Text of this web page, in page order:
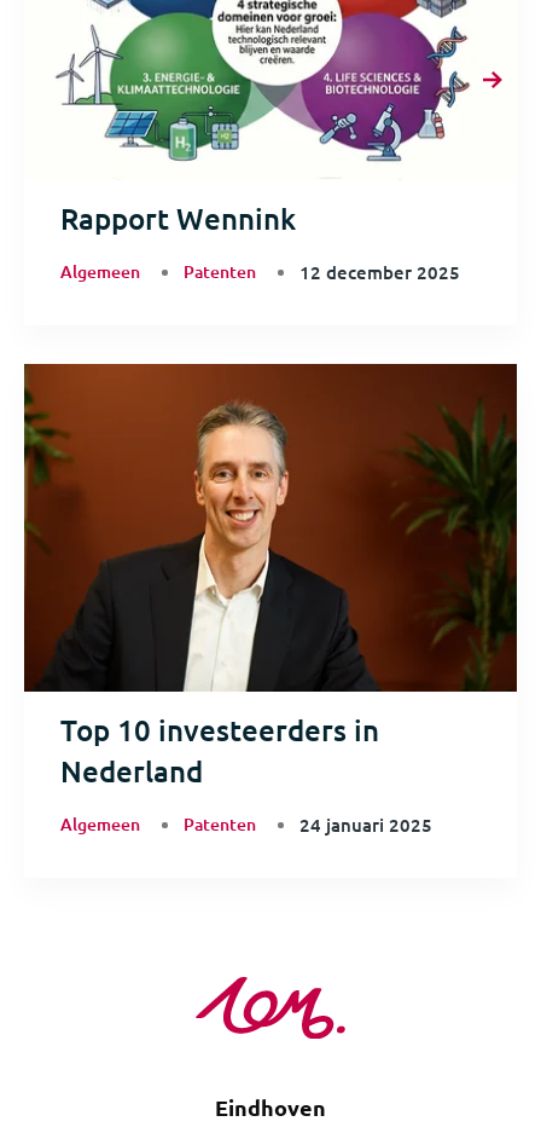
Rapport Wennink
Algemeen Patenten 12 december 2025
Top 10 investeerders in
Nederland
Algemeen Patenten 24 januari 2025
Eindhoven